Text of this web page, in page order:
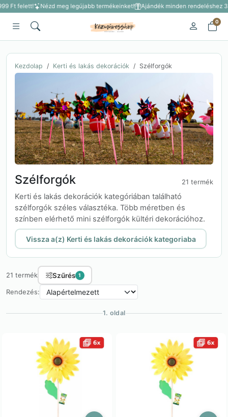
Ft felett! Nézd meg legújabb termékeinket! Ajándék minden rendeléshez 3
0
Kezdolap Kerti és lakás dekorációk Szélforgók
Szélforgók 21 termék
Kerti és lakás dekorációk kategóriában található
szélforgók széles választéka. Több méretben és
színben elérhető mini szélforgók kültéri dekorációhoz.
Vissza a(z) Kerti és lakás dekorációk kategoriaba
21 termék Szűrés 1
Rendezés:
1. oldal